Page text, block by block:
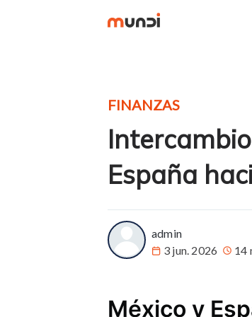
FINANZAS
España
admin
3 jun. 2026
14
México y